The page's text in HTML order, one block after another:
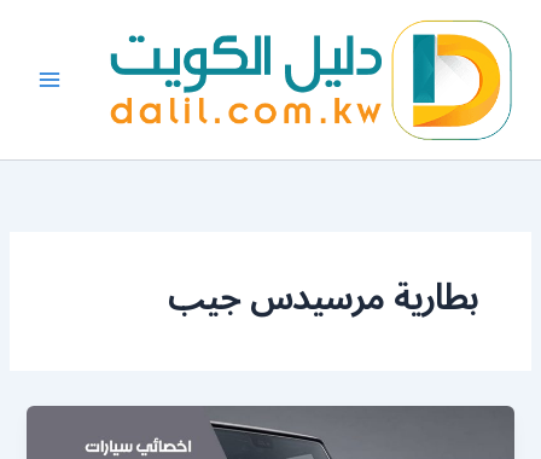
المحتوى
بطارية مرسيدس جيب